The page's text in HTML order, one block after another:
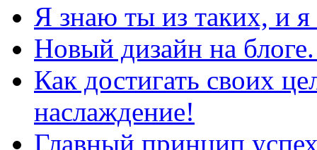
Я знаю ты из таких, и
Новый дизайн на
Как достигать своих
наслаждение!
Главный принцип